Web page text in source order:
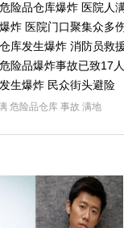
险品仓库爆炸 医院人
炸 医院门口聚集众多
库发生爆炸 消防员救
险品爆炸事故已致17
生爆炸 民众街头避险
危险品仓库 事故 满地